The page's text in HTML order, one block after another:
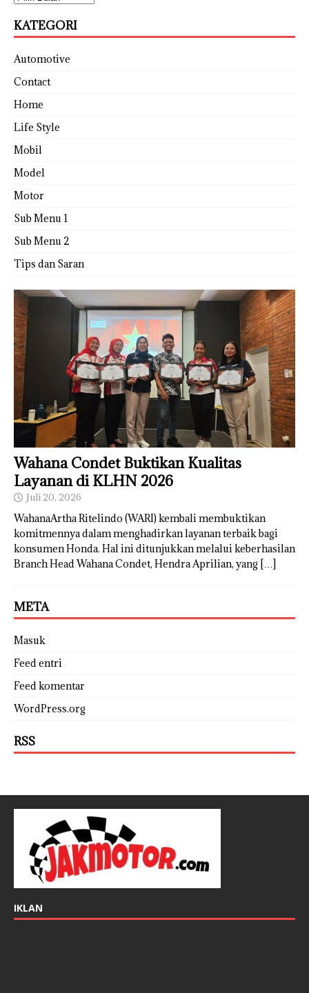
KATEGORI
Automotive
Contact
Home
Life Style
Mobil
Model
Motor
Sub Menu 1
Sub Menu 2
Tips dan Saran
Wahana Condet Buktikan Kualitas
Layanan di KLHN 2026
Juli 20, 2026
WahanaArtha Ritelindo (WARI) kembali membuktikan
komitmennya dalam menghadirkan layanan terbaik bagi
konsumen Honda. Hal ini ditunjukkan melalui keberhasilan
Branch Head Wahana Condet, Hendra Aprilian, yang […]
META
Masuk
Feed entri
Feed komentar
WordPress.org
RSS
IKLAN